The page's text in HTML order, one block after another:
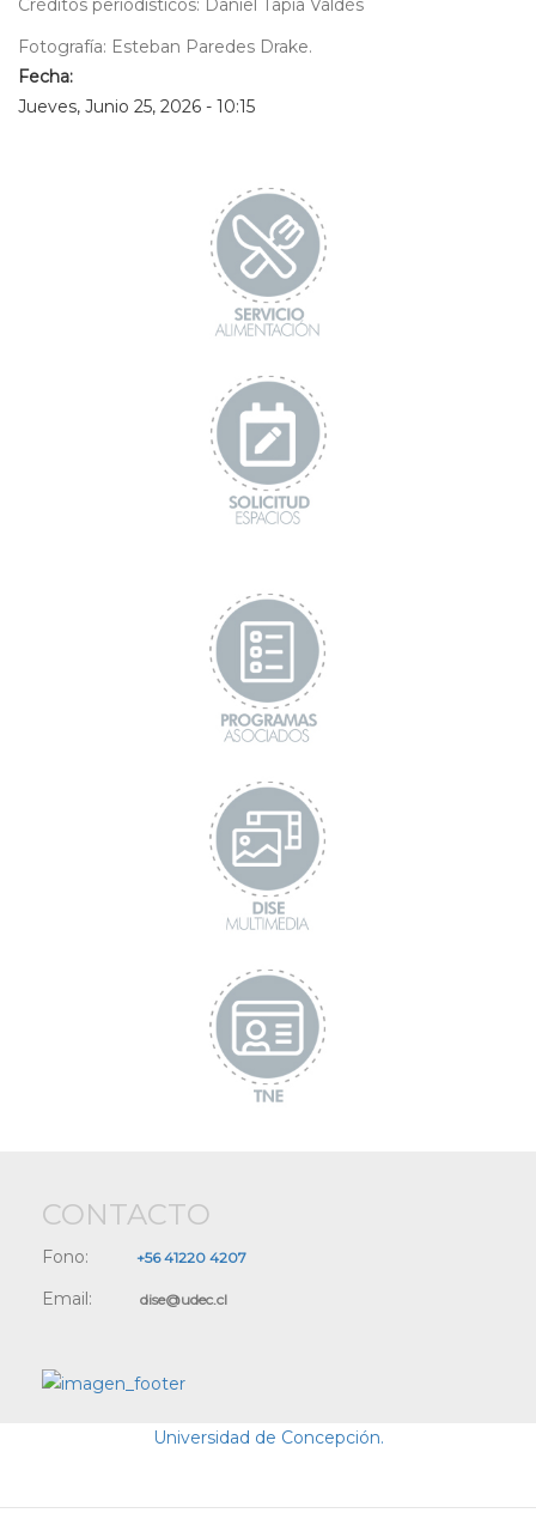
Créditos periodísticos: Daniel Tapia Valdés
Fotografía: Esteban Paredes Drake.
Fecha:
Jueves, Junio 25, 2026 - 10:15
CONTACTO
Fono: +56 41220 4207
Email: dise@udec.cl
Universidad de Concepción.